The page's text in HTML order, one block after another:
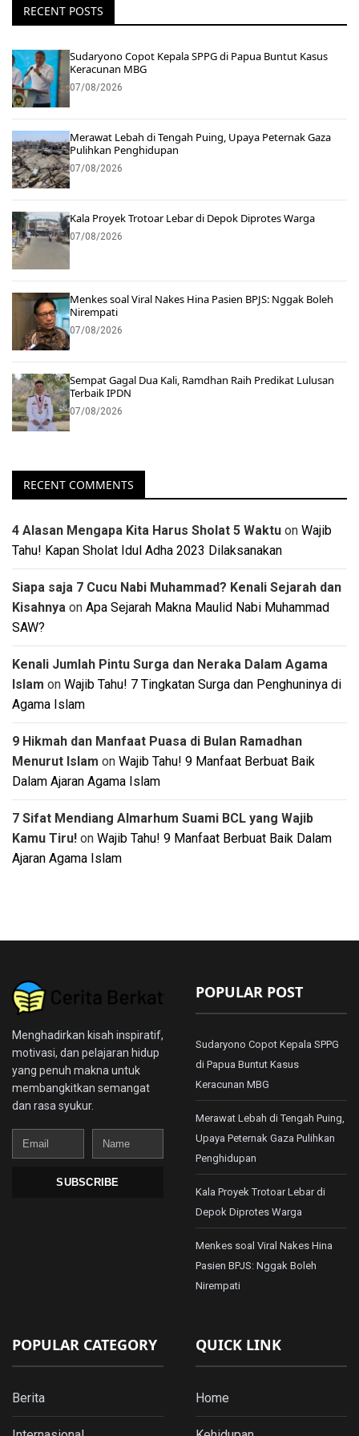
RECENT POSTS
Sudaryono Copot Kepala SPPG di Papua Buntut Kasus
Keracunan MBG
07/08/2026
Merawat Lebah di Tengah Puing, Upaya Peternak Gaza
Pulihkan Penghidupan
07/08/2026
Kala Proyek Trotoar Lebar di Depok Diprotes Warga
07/08/2026
Menkes soal Viral Nakes Hina Pasien BPJS: Nggak Boleh
Nirempati
07/08/2026
Sempat Gagal Dua Kali, Ramdhan Raih Predikat Lulusan
Terbaik IPDN
07/08/2026
RECENT COMMENTS
4 Alasan Mengapa Kita Harus Sholat 5 Waktu on Wajib
Tahu! Kapan Sholat Idul Adha 2023 Dilaksanakan
Siapa saja 7 Cucu Nabi Muhammad? Kenali Sejarah dan
Kisahnya on Apa Sejarah Makna Maulid Nabi Muhammad
SAW?
Kenali Jumlah Pintu Surga dan Neraka Dalam Agama
Islam on Wajib Tahu! 7 Tingkatan Surga dan Penghuninya di
Agama Islam
9 Hikmah dan Manfaat Puasa di Bulan Ramadhan
Menurut Islam on Wajib Tahu! 9 Manfaat Berbuat Baik
Dalam Ajaran Agama Islam
7 Sifat Mendiang Almarhum Suami BCL yang Wajib
Kamu Tiru! on Wajib Tahu! 9 Manfaat Berbuat Baik Dalam
Ajaran Agama Islam
Menghadirkan kisah inspiratif,
motivasi, dan pelajaran hidup
yang penuh makna untuk
membangkitkan semangat
dan rasa syukur.
Email
Name
SUBSCRIBE
POPULAR POST
Sudaryono Copot Kepala SPPG
di Papua Buntut Kasus
Keracunan MBG
Merawat Lebah di Tengah Puing,
Upaya Peternak Gaza Pulihkan
Penghidupan
Kala Proyek Trotoar Lebar di
Depok Diprotes Warga
Menkes soal Viral Nakes Hina
Pasien BPJS: Nggak Boleh
Nirempati
POPULAR CATEGORY
Berita
QUICK LINK
Home